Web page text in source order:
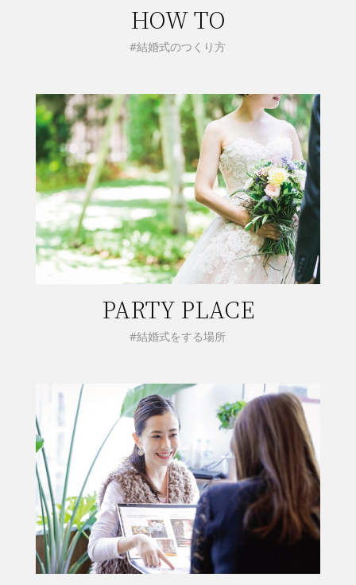
HOW TO
#結婚式のつくり方
PARTY PLACE
#結婚式をする場所